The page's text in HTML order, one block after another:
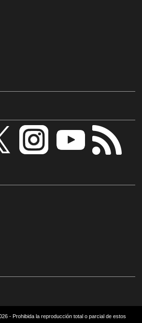
- Prohibida la reproducción total o parcial de estos